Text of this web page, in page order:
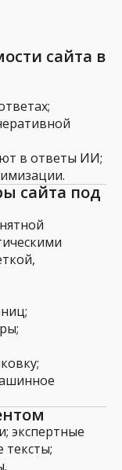
сайта в
в ответы ИИ;
сайта под
экспертные
тексты;